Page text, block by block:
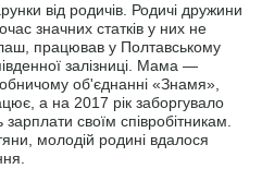
від родичів. Родичі дружини
значних статків у них не
працював у Полтавському
залізниці. Мама —
об'єднанні «Знамя»,
а на 2017 рік заборгувало
своїм співробітникам.
молодій родині вдалося